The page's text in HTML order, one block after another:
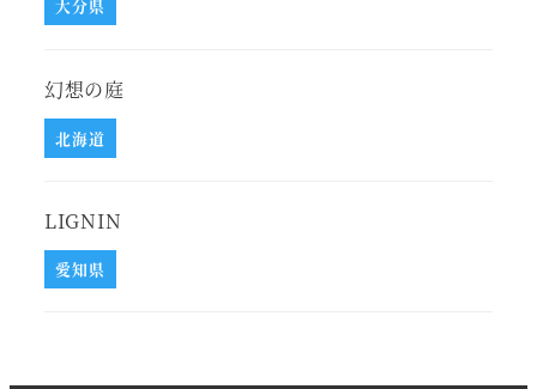
大分県
幻想の庭
北海道
LIGNIN
愛知県